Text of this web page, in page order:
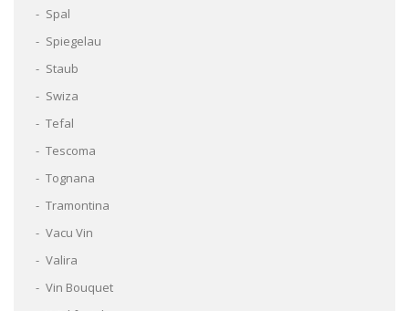
Spal
Spiegelau
Staub
Swiza
Tefal
Tescoma
Tognana
Tramontina
Vacu Vin
Valira
Vin Bouquet